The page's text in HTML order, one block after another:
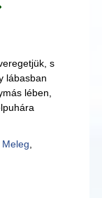
s
lábasban
lében,
Meleg